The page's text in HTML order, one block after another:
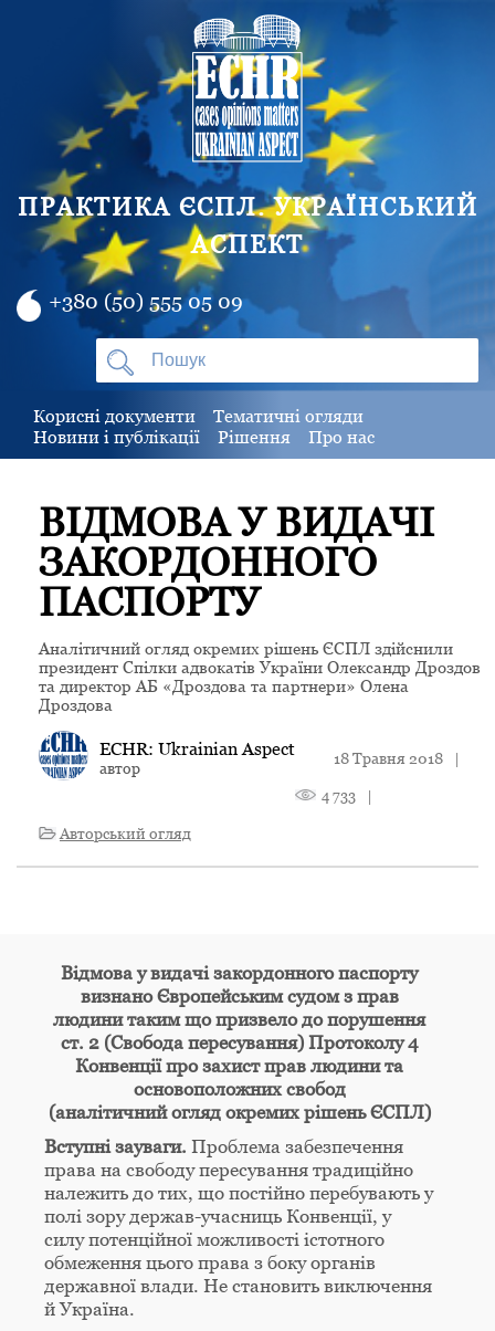
ПРАКТИКА ЄСПЛ. УКРАЇНСЬКИЙ
АСПЕКТ
+380 (50) 555 05 09
Корисні документи
Тематичні огляди
Новини і публікації
Рішення Про нас
ВІДМОВА У ВИДАЧІ
ЗАКОРДОННОГО
ПАСПОРТУ
Аналітичний огляд окремих рішень ЄСПЛ здійснили
президент Спілки адвокатів України Олександр Дроздов
та директор АБ «Дроздова та партнери» Олена
Дроздова
ECHR: Ukrainian Aspect
автор
18 Травня 2018 |
4 733
|
Авторський огляд
Відмова у видачі закордонного паспорту
визнано Європейським судом з прав
людини таким що призвело до порушення
ст. 2 (Свобода пересування) Протоколу 4
Конвенції про захист прав людини та
основоположних свобод
(аналітичний огляд окремих рішень ЄСПЛ)
Вступні зауваги. Проблема забезпечення
права на свободу пересування традиційно
належить до тих, що постійно перебувають у
полі зору держав-учасниць Конвенції, у
силу потенційної можливості істотного
обмеження цього права з боку органів
державної влади. Не становить виключення
й Україна.